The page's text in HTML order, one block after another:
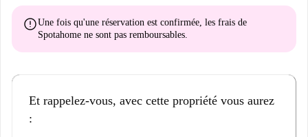
errorUne fois qu'une réservation est confirmée, les frais de
Spotahome ne sont pas remboursables
Et rappelez-vous, avec cette propriété vous aurez
: